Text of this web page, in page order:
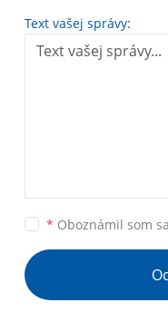
Text vašej správy:
* Oboznámil som